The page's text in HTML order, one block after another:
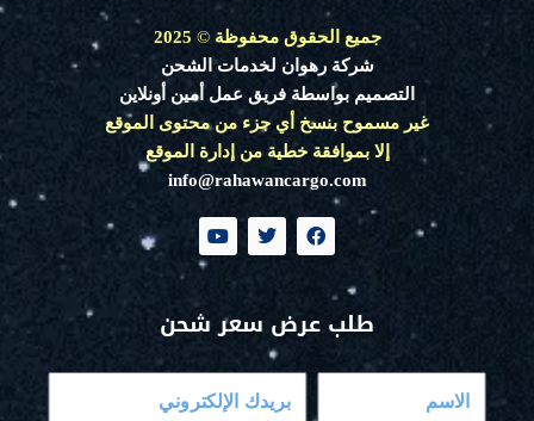
جميع الحقوق محفوظة©
2025
شركة رهوان لخدمات الشحن
التصميم بواسطة فريق عمل أمين أونلاين
غير مسموح بنسخ أي جزء من محتوى الموقع
إلا بموافقة خطية من إدارة الموقع
info@rahawancargo.com
F
a
o
o
T
w
e
Y
o
b
e
طلب عرض سعر شحن